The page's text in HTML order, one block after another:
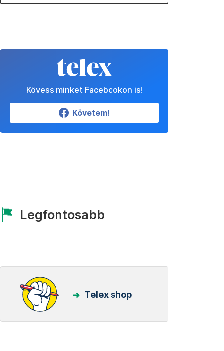
Kövess minket Facebookon is!
Követem!
Legfontosabb
Telex shop